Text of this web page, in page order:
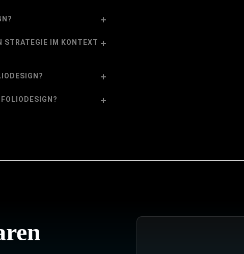
STRATEGIE IM KONTEXT